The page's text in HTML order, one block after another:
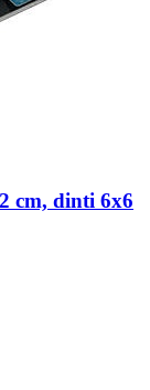
cm, dinti 6x6